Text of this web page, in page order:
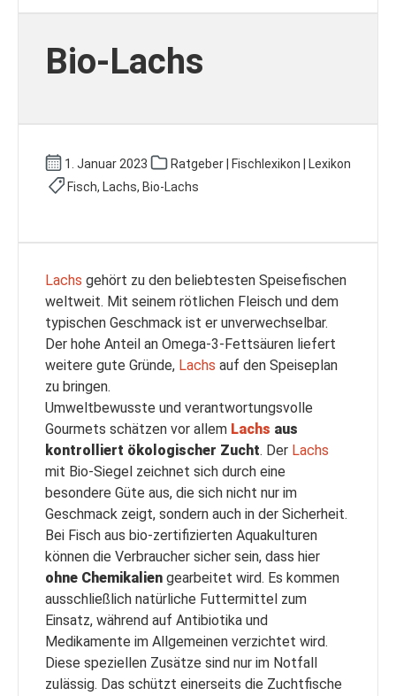
Bio-Lachs
1. Januar 2023
Ratgeber | Fischlexikon | Lexikon
Fisch, Lachs, Bio-Lachs
Lachs gehört zu den beliebtesten Speisefischen
weltweit. Mit seinem rötlichen Fleisch und dem
typischen Geschmack ist er unverwechselbar.
Der hohe Anteil an Omega-3-Fettsäuren liefert
weitere gute Gründe, Lachs auf den Speiseplan
zu bringen.
Umweltbewusste und verantwortungsvolle
Gourmets schätzen vor allem Lachs aus
kontrolliert ökologischer Zucht. Der Lachs
mit Bio-Siegel zeichnet sich durch eine
besondere Güte aus, die sich nicht nur im
Geschmack zeigt, sondern auch in der Sicherheit.
Bei Fisch aus bio-zertifizierten Aquakulturen
können die Verbraucher sicher sein, dass hier
ohne Chemikalien gearbeitet wird. Es kommen
ausschließlich natürliche Futtermittel zum
Einsatz, während auf Antibiotika und
Medikamente im Allgemeinen verzichtet wird.
Diese speziellen Zusätze sind nur im Notfall
zulässig. Das schützt einerseits die Zuchtfische